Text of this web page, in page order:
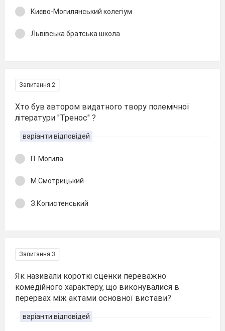
Києво-Могилянський колегіум
Львівська братська школа
Запитання 2
Хто був автором видатного твору полемічної
літератури "Тренос" ?
варіанти відповідей
П. Могила
М.Смотрицький
З.Копистенський
Запитання 3
Як називали короткі сценки переважно
комедійного характеру, що виконувалися в
перервах між актами основної вистави?
варіанти відповідей